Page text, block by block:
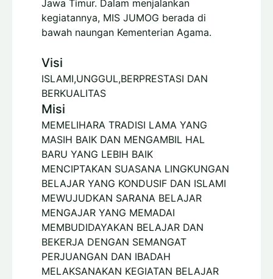
Jawa Timur. Dalam menjalankan
kegiatannya, MIS JUMOG berada di
bawah naungan Kementerian Agama.
Visi
ISLAMI,UNGGUL,BERPRESTASI DAN
BERKUALITAS
Misi
MEMELIHARA TRADISI LAMA YANG
MASIH BAIK DAN MENGAMBIL HAL
BARU YANG LEBIH BAIK
MENCIPTAKAN SUASANA LINGKUNGAN
BELAJAR YANG KONDUSIF DAN ISLAMI
MEWUJUDKAN SARANA BELAJAR
MENGAJAR YANG MEMADAI
MEMBUDIDAYAKAN BELAJAR DAN
BEKERJA DENGAN SEMANGAT
PERJUANGAN DAN IBADAH
MELAKSANAKAN KEGIATAN BELAJAR